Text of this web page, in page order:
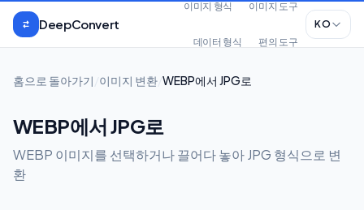
본문으로 건너뛰기
DeepConvert
이미지 형식 이미지 도구
데이터 형식 편의 도구
KO
홈으로 돌아가기 이미지 변환 WEBP에서 JPG로
WEBP에서 JPG로
WEBP 이미지를 선택하거나 끌어다 놓아 JPG 형식으로 변
환